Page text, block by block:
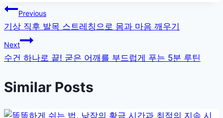
글
탐
색
Previous
기상 직후 발목 스트레칭으로 몸과 마음 깨우기
Next
수건 하나로 끝! 굳은 어깨를 부드럽게 푸는 5분 루틴
Similar Posts